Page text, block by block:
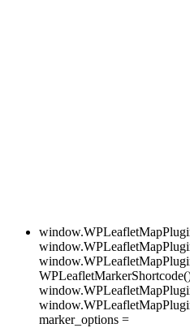
marker_options =